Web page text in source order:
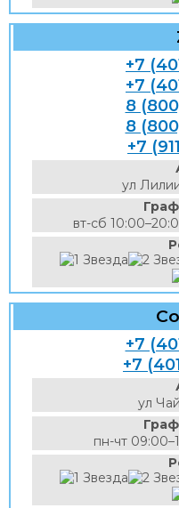
+7
+7
8
8
+7
ул
вт-сб
+7
+7
ул
пн-чт